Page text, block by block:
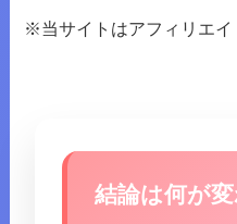
※当サイトはアフィリエイ
結論は何が